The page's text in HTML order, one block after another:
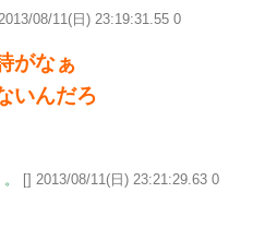
08/11(日) 23:19:31.55 0
がなぁ
いんだろ
[] 2013/08/11(日) 23:21:29.63 0